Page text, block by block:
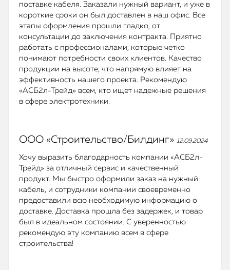
поставке кабеля. Заказали нужный вариант, и уже в
короткие сроки он был доставлен в наш офис. Все
этапы оформления прошли гладко, от
консультации до заключения контракта. Приятно
работать с профессионалами, которые четко
понимают потребности своих клиентов. Качество
продукции на высоте, что напрямую влияет на
эффективность нашего проекта. Рекомендую
«АСБ2л-Трейд» всем, кто ищет надежные решения
в сфере электротехники.
ООО «Строительство/Билдинг» 12.09.2024
Хочу выразить благодарность компании «АСБ2л-
Трейд» за отличный сервис и качественный
продукт. Мы быстро оформили заказ на нужный
кабель, и сотрудники компании своевременно
предоставили всю необходимую информацию о
доставке. Доставка прошла без задержек, и товар
был в идеальном состоянии. С уверенностью
рекомендую эту компанию всем в сфере
строительства!